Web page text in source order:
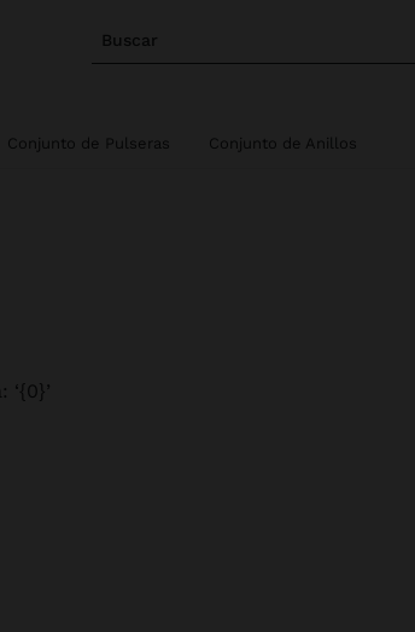
Buscar
Conjunto de Pulseras Conjunto de Anillos